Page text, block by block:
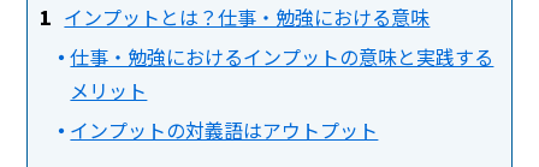
インプットとは？仕事・勉強における意味
仕事・勉強におけるインプットの意味と実践する
メリット
インプットの対義語はアウトプット